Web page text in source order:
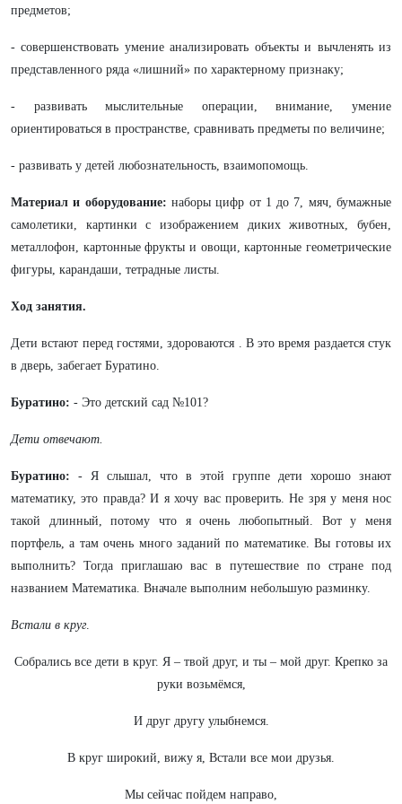
предметов;
- совершенствовать умение анализировать объекты и вычленять из
представленного ряда «лишний» по характерному признаку;
- развивать мыслительные операции, внимание, умение
ориентироваться в пространстве, сравнивать предметы по величине;
- развивать у детей любознательность, взаимопомощь.
Материал и оборудование: наборы цифр от 1 до 7, мяч, бумажные
самолетики, картинки с изображением диких животных, бубен,
металлофон, картонные фрукты и овощи, картонные геометрические
фигуры, карандаши, тетрадные листы.
Ход занятия.
Дети встают перед гостями, здороваются . В это время раздается стук
в дверь, забегает Буратино.
Буратино: - Это детский сад №101?
Дети отвечают.
Буратино: - Я слышал, что в этой группе дети хорошо знают
математику, это правда? И я хочу вас проверить. Не зря у меня нос
такой длинный, потому что я очень любопытный. Вот у меня
портфель, а там очень много заданий по математике. Вы готовы их
выполнить? Тогда приглашаю вас в путешествие по стране под
названием Математика. Вначале выполним небольшую разминку.
Встали в круг.
Собрались все дети в круг. Я – твой друг, и ты – мой друг. Крепко за
руки возьмёмся,
И друг другу улыбнемся.
В круг широкий, вижу я, Встали все мои друзья.
Мы сейчас пойдем направо,